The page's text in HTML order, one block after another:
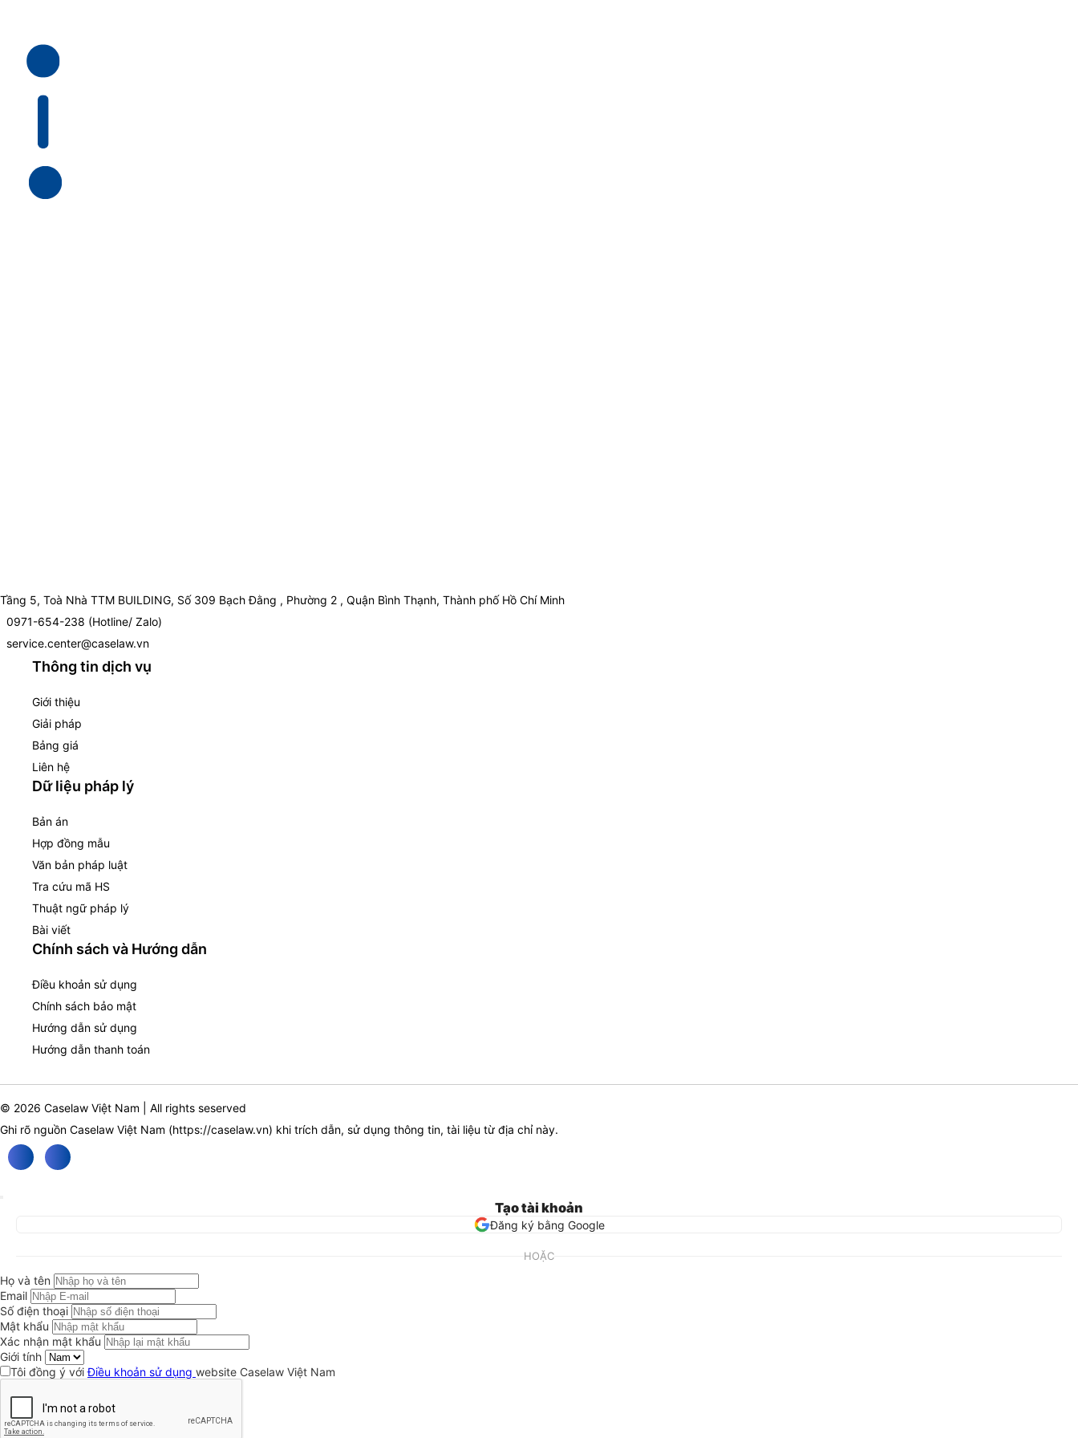
Tầng 5, Toà Nhà TTM BUILDING, Số 309 Bạch Đằng , Phường 2 , Quận Bình Thạnh, Thành phố Hồ Chí Minh
0971-654-238 (Hotline/ Zalo)
service.center@caselaw.vn
Thông tin dịch vụ
Giới thiệu
Giải pháp
Bảng giá
Liên hệ
Dữ liệu pháp lý
Bản án
Hợp đồng mẫu
Văn bản pháp luật
Tra cứu mã HS
Thuật ngữ pháp lý
Bài viết
Chính sách và Hướng dẫn
Điều khoản sử dụng
Chính sách bảo mật
Hướng dẫn sử dụng
Hướng dẫn thanh toán
© 2026 Caselaw Việt Nam | All rights seserved
Ghi rõ nguồn Caselaw Việt Nam (https://caselaw.vn) khi trích dẫn, sử dụng thông tin, tài liệu từ địa chỉ này.
Tạo tài khoản
Đăng ký bằng Google
HOẶC
Họ và tên
Email
Số điện thoại
Mật khẩu
Xác nhận mật khẩu
Giới tính
Tôi đồng ý vớiĐiều khoản sử dụng website Caselaw Việt Nam